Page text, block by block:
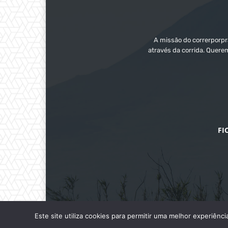
A missão do
através da corrida.
Este site utiliza cookies para permitir uma melhor